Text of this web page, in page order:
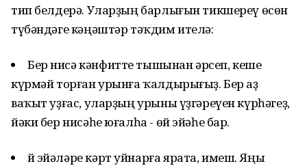
тип белдерә. Уларҙың барлығын тикшереү өсөн
түбәндәге кәңәштәр тәҡдим ителә:
Бер нисә кәнфитте тышынан әрсеп, кеше
күрмәй торған урынға ҡалдырығыҙ. Бер аҙ
ваҡыт уҙғас, уларҙың урыны үҙгәреүен күрһәгеҙ,
йәки бер нисәһе юғалһа - өй эйәһе бар.
Өй эйәләре кәрт уйнарға ярата, имеш. Яңы